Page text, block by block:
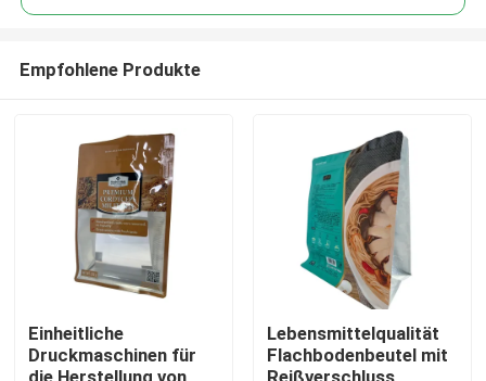
Empfohlene Produkte
Einheitliche
Druckmaschinen für
Lebensmittelqualität
Flachbodenbeutel mit